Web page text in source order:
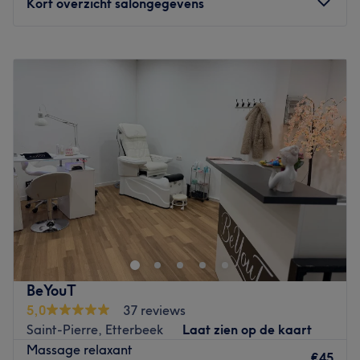
Donderdag
Gesloten
Vrijdag
10:00
19:00
Zaterdag
10:00 15:00
Zondag
Gesloten
Bienvenue chez Wellness Viktoriia, un institut de massage
installé dans le salon de coworking L’Astragale situé à
Etterbeek, proche du parc du Cinquantenaire.
L’établissement vous propose une gamme de massage
variée allant du massage général au massage viscéral,
en passant par les massages minceur tels que le massage
anti-cellulite ou le massage remodelant. Parallèlement,
vous avez la possibilité de réaliser un enveloppement du
corps.
BeYouT
5,0
37 reviews
Saint-Pierre, Etterbeek
Laat zien op de kaart
Massage relaxant